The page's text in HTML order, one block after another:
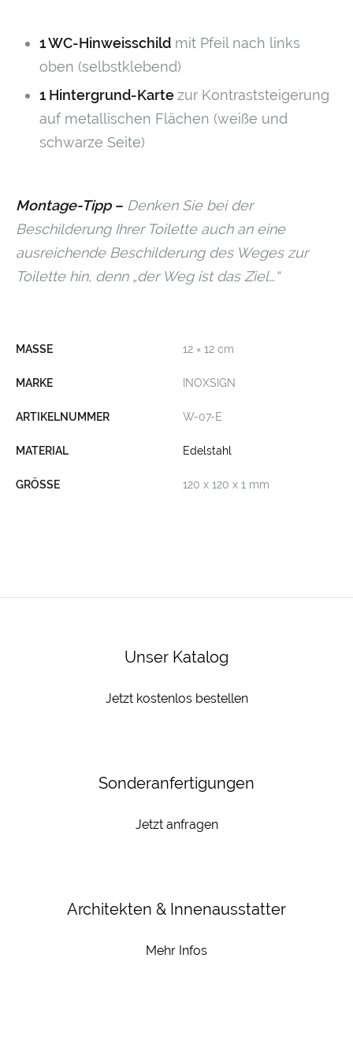
1 WC-Hinweisschild mit Pfeil nach links
oben (selbstklebend)
1 Hintergrund-Kartezur Kontraststeigerung
auf metallischen Flächen (weiße und
schwarze Seite)
Montage-Tipp – Denken Sie bei der
Beschilderung Ihrer Toilette auch an eine
ausreichende Beschilderung des Weges zur
Toilette hin, denn „der Weg ist das Ziel…“
MASSE 12 × 12 cm
MARKE INOXSIGN
ARTIKELNUMMER W-07-E
MATERIAL Edelstahl
GRÖSSE 120 x 120 x 1 mm
Unser Katalog
Jetzt kostenlos bestellen
Sonderanfertigungen
Jetzt anfragen
Architekten & Innenausstatter
Mehr Infos